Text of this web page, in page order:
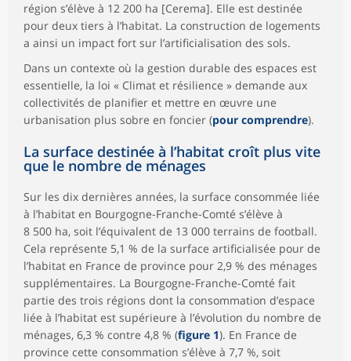
région s’élève à 12 200 ha [Cerema]. Elle est destinée
pour deux tiers à l’habitat. La construction de logements
a ainsi un impact fort sur l’artificialisation des sols.
Dans un contexte où la gestion durable des espaces est
essentielle, la loi « Climat et résilience » demande aux
collectivités de planifier et mettre en œuvre une
urbanisation plus sobre en foncier (pour comprendre).
La surface destinée à l’habitat croît plus vite
que le nombre de ménages
Sur les dix dernières années, la surface consommée liée
à l’habitat en Bourgogne-Franche-Comté s’élève à
8 500 ha, soit l’équivalent de 13 000 terrains de football.
Cela représente 5,1 % de la surface artificialisée pour de
l’habitat en France de province pour 2,9 % des ménages
supplémentaires. La Bourgogne-Franche-Comté fait
partie des trois régions dont la consommation d’espace
liée à l’habitat est supérieure à l’évolution du nombre de
ménages, 6,3 % contre 4,8 % (figure 1). En France de
province cette consommation s’élève à 7,7 %, soit